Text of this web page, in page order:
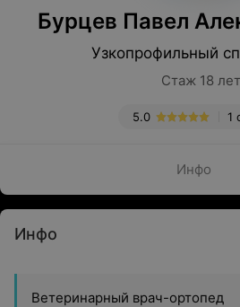
Бурцев Павел
Узкопрофильный
Стаж 18 лет
1
5.0
Инфо
Инфо
Ветеринарный врач-ортопед